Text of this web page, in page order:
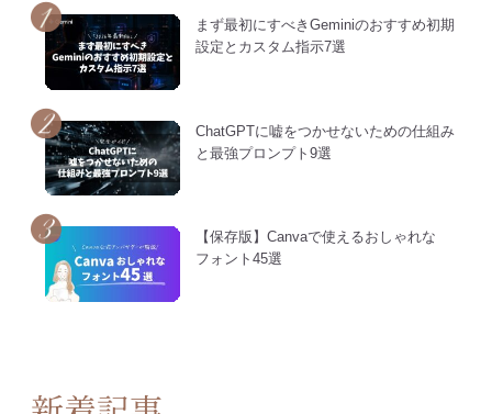
まず最初にすべきGeminiのおすすめ初期
設定とカスタム指示7選
ChatGPTに嘘をつかせないための仕組み
と最強プロンプト9選
【保存版】Canvaで使えるおしゃれな
フォント45選